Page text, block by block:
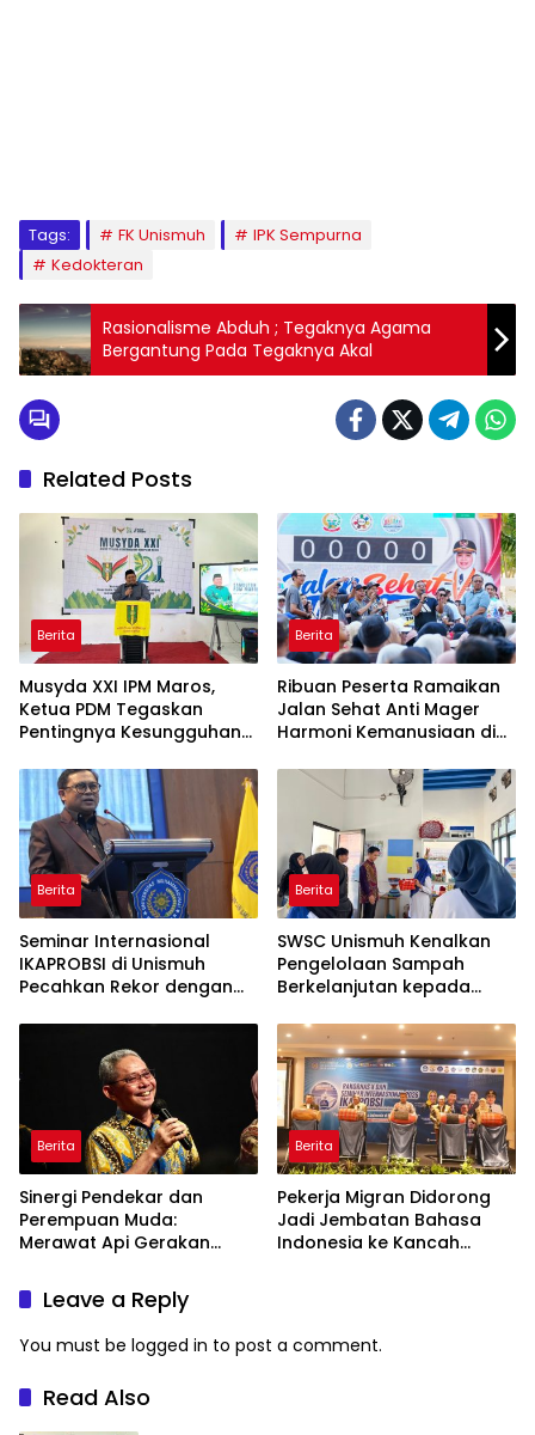
Tags: FK Unismuh
IPK Sempurna
Kedokteran
Rasionalisme Abduh ; Tegaknya Agama
Bergantung Pada Tegaknya Akal
Related Posts
Berita
Musyda XXI IPM Maros,
Ketua PDM Tegaskan
Pentingnya Kesungguhan
Berita
Ribuan Peserta Ramaikan
Jalan Sehat Anti Mager
Harmoni Kemanusiaan di
Berita
Seminar Internasional
IKAPROBSI di Unismuh
Pecahkan Rekor dengan
Berita
SWSC Unismuh Kenalkan
Pengelolaan Sampah
Berkelanjutan kepada
Visit
Berita
Sinergi Pendekar dan
Perempuan Muda:
Merawat Api Gerakan
Berita
Pekerja Migran Didorong
Jadi Jembatan Bahasa
Indonesia ke Kancah
Leave a Reply
You must be logged in to post a comment.
Read Also